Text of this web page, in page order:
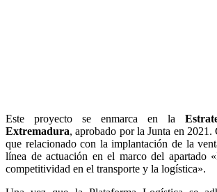
Este proyecto se enmarca en la
Extremadura, aprobado por la Junta en 2021.
que relacionado con la implantación de la
línea de actuación en el marco del apartado
competitividad en el transporte y la logística».